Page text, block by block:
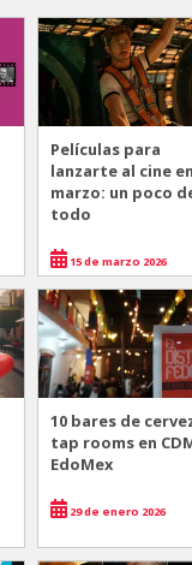
Películas para
lanzarte al cine en
marzo: un poco
todo
15 de marzo 2026
10 bares de
tap rooms en
EdoMex
29 de enero 2026